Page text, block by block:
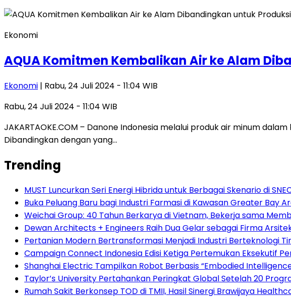
Ekonomi
AQUA Komitmen Kembalikan Air ke Alam
Ekonomi | Rabu, 24 Juli 2024 - 11:04 WIB
Rabu, 24 Juli 2024 - 11:04 WIB
JAKARTAOKE.COM – Danone Indonesia melalui produk air minum
Dibandingkan dengan yang…
Trending
MUST Luncurkan Seri Energi Hibrida untuk Berbagai Skenario di
Buka Peluang Baru bagi Industri Farmasi di Kawasan Greater Bay
Weichai Group: 40 Tahun Berkarya di Vietnam, Bekerja sama
Dewan Architects + Engineers Raih Dua Gelar sebagai Firma
Pertanian Modern Bertransformasi Menjadi Industri Berteknologi
Campaign Connect Indonesia Edisi Ketiga Pertemukan Eksekutif
Shanghai Electric Tampilkan Robot Berbasis “Embodied
Taylor’s University Pertahankan Peringkat Global Setelah 20
Rumah Sakit Berkonsep TOD di TMII, Hasil Sinergi Brawijaya